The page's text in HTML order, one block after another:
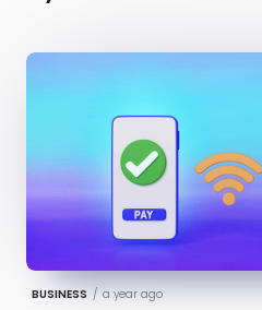
BUSINESS / a year ago